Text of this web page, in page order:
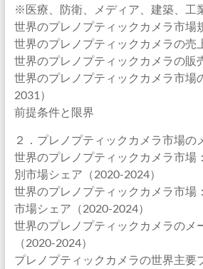
※医療、防衛、メディア、建築、工
世界のプレノプティックカメラ市場
世界のプレノプティックカメラの売
世界のプレノプティックカメラの販
世界のプレノプティックカメラ市場
2031）
前提条件と限界
２．プレノプティックカメラ市場の
世界のプレノプティックカメラ市場
別市場シェア（2020-2024）
世界のプレノプティックカメラ市場
市場シェア（2020-2024）
世界のプレノプティックカメラのメ
（2020-2024）
プレノプティックカメラの世界主要